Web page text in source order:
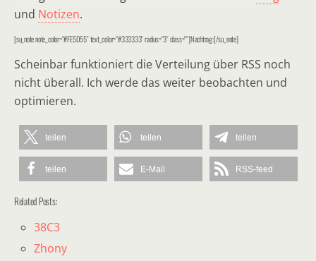
und Notizen.
[su_note note_color=“#FE5D55″ text_color=“#333333″ radius=“3″ class=““]Nachtrag:[/su_note]
Scheinbar funktioniert die Verteilung über RSS noch
nicht überall. Ich werde das weiter beobachten und
optimieren.
teilen teilen teilen
teilen E-Mail RSS-feed
Related Posts:
38C3
Zhony